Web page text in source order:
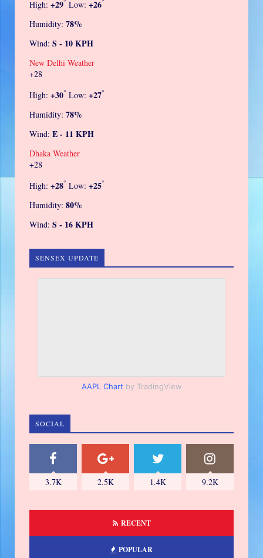
High: +29 Low: +26
Humidity: 78%
Wind: S - 10 KPH
New Delhi Weather
+28
High: +30° Low: +27°
Humidity: 78%
Wind: E - 11 KPH
Dhaka Weather
+28
High: +28° Low: +25°
Humidity: 80%
Wind: S - 16 KPH
SENSEX UPDATE
AAPL Chart by TradingView
SOCIAL
3.7K 2.5K 1.4K 9.2K
RECENT
POPULAR